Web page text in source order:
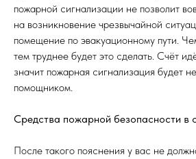
пожарной сигнализации не позволит
на возникновение чрезвычайной
помещение по эвакуационному пути.
тем труднее будет это сделать. Счёт
значит пожарная сигнализация будет
помощником.
Средства пожарной безопасности в
После такого пояснения у вас не